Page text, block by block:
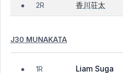
● 2R 香川荘太
J30 MUNAKATA
● 1R Liam Suga